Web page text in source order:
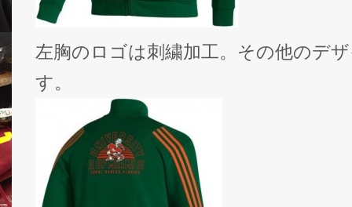
左胸のロゴは刺繍加工。その他のデ
す。